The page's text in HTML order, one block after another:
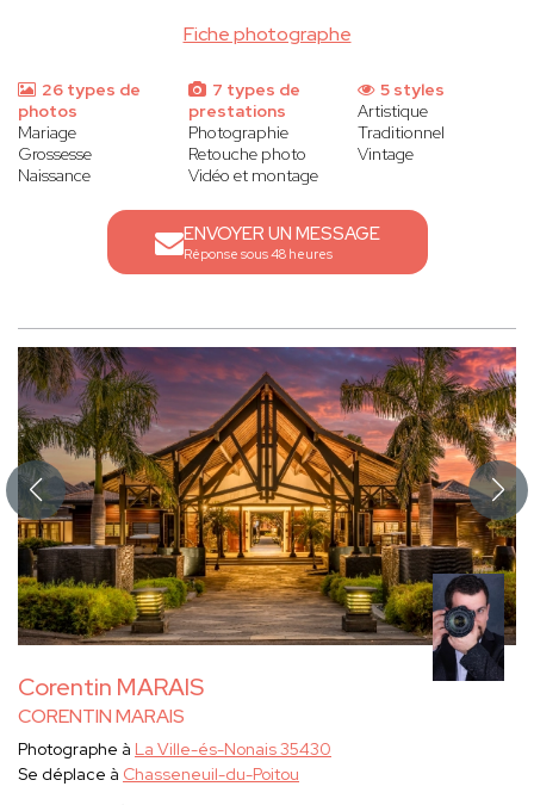
Fiche photographe
26 types de
photos
Mariage
Grossesse
Naissance
7 types de
prestations
Photographie
Retouche photo
Vidéo et montage
5 styles
Artistique
Traditionnel
Vintage
ENVOYER UN MESSAGE
Réponse sous 48 heures
Corentin MARAIS
CORENTIN MARAIS
Photographe à La Ville-és-Nonais 35430
Se déplace à Chasseneuil-du-Poitou